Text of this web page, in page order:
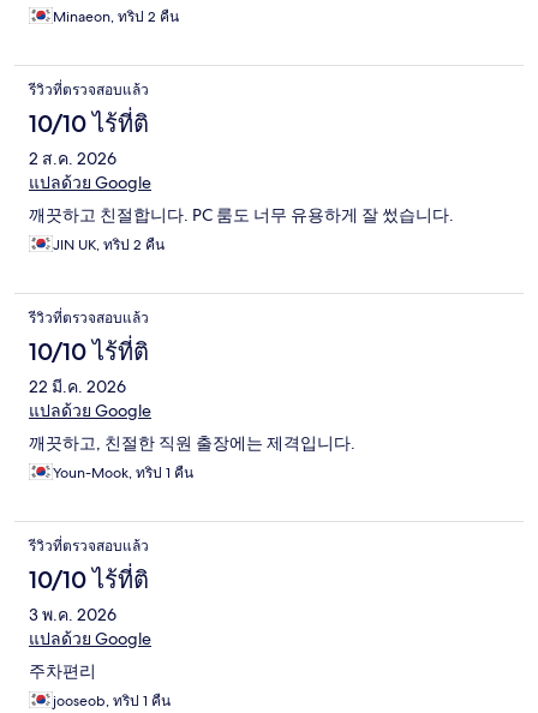
Minaeon, ทริป 2 คืน
รีวิวที่ตรวจสอบแล้ว
10/10 ไร้ที่ติ
2 ส.ค. 2026
แปลด้วย Google
깨끗하고 친절합니다. PC 룸도 너무 유용하게 잘 썼습니다.
JIN UK, ทริป 2 คืน
รีวิวที่ตรวจสอบแล้ว
10/10 ไร้ที่ติ
22 มี.ค. 2026
แปลด้วย Google
깨끗하고, 친절한 직원 출장에는 제격입니다.
Youn-Mook, ทริป 1 คืน
รีวิวที่ตรวจสอบแล้ว
10/10 ไร้ที่ติ
3 พ.ค. 2026
แปลด้วย Google
주차편리
jooseob, ทริป 1 คืน